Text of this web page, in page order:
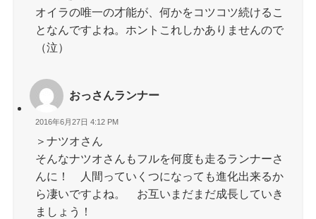
オイラの唯一の才能が、何かをコツコツ続けるこ
となんですよね。ホントこれしかありませんので
（泣）
おっさんランナー
2016年6月27日 4:12 PM
＞ナツオさん
そんなナツオさんもフルを何度も走るランナーさ
んに！ 人間っていくつになっても進化出来るか
ら凄いですよね。 お互いまだまだ成長していき
ましょう！